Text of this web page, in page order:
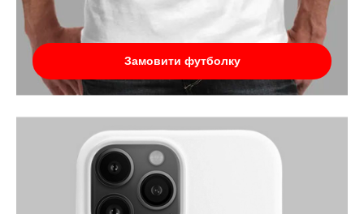
Замовити футболку